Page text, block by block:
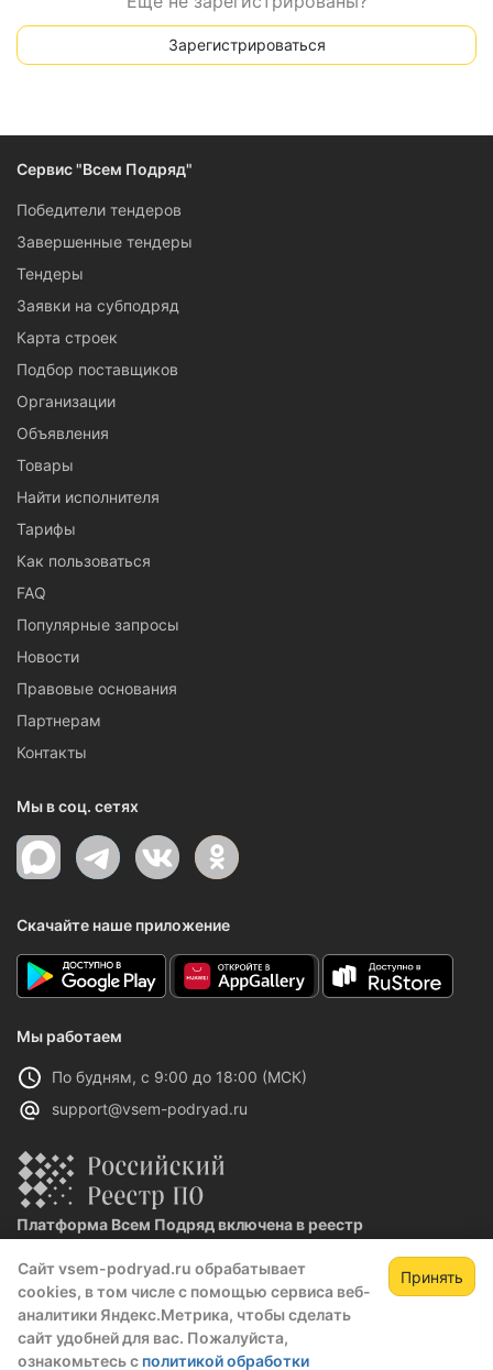
Сайт vsem-podryad.ru обрабатывает
cookies, в том числе с помощью сервиса веб-
аналитики Яндекс.Метрика, чтобы сделать
сайт удобней для вас. Пожалуйста,
ознакомьтесь с политикой обработки
Принять
Зарегистрироваться
Сервис "Всем Подряд"
Победители тендеров
Завершенные тендеры
Тендеры
Заявки на субподряд
Карта строек
Подбор поставщиков
Организации
Объявления
Товары
Найти исполнителя
Тарифы
Как пользоваться
FAQ
Популярные запросы
Новости
Правовые основания
Партнерам
Контакты
Мы в соц. сетях
Скачайте наше приложение
Мы работаем
По будням, с 9:00 до 18:00 (МСК)
support@vsem-podryad.ru
Платформа Всем Подряд включена в реестр
Реестровая запись №32021 от 06.02.2026
Политика конфиденциальности